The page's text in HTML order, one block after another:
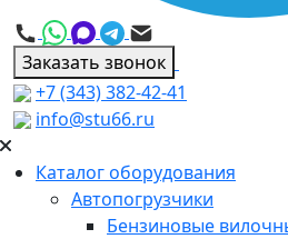
Заказать звонок
+7 (343) 382-42-41
info@stu66.ru
Каталог оборудования
Автопогрузчики
Бензиновые